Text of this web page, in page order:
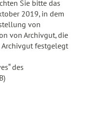
Sie bitte das
2019, in dem
von
von Archivgut, die
festgelegt
des